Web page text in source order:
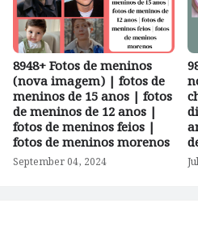
8948+ Fotos de meninos
(nova imagem) | fotos de
meninos de 15 anos | fotos
de meninos de 12 anos |
fotos de meninos feios |
fotos de meninos morenos
September 04, 2024